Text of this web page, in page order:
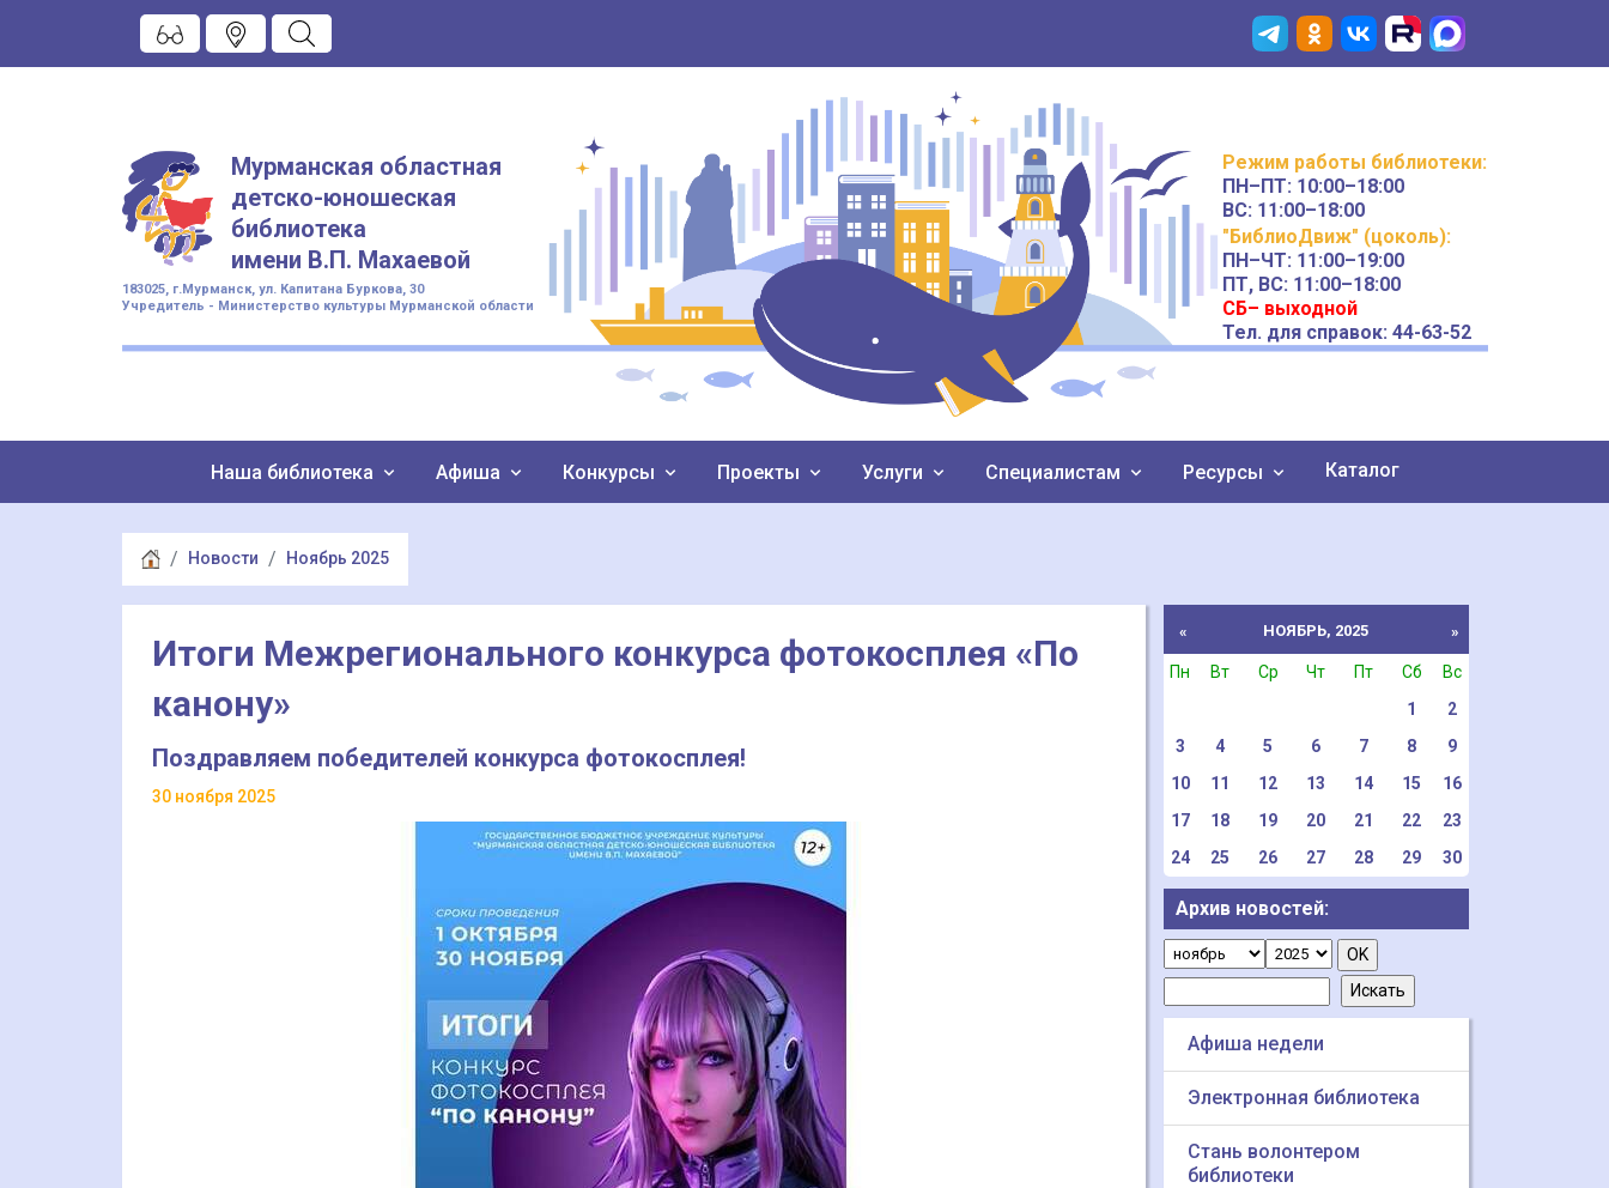
Мурманская областная
детско-юношеская
библиотека
имени В.П. Махаевой
183025, г.Мурманск, ул. Капитана Буркова, 30
Учредитель - Министерство культуры Мурманской области
Режим работы библиотеки:
ПН–ПТ: 10:00–18:00
ВС: 11:00–18:00
"БиблиоДвиж" (цоколь):
ПН–ЧТ: 11:00–19:00
ПТ, ВС: 11:00–18:00
СБ– выходной
Тел. для справок: 44-63-52
Наша библиотека Афиша Конкурсы Проекты Услуги Специалистам Ресурсы Каталог
Новости Ноябрь 2025
Итоги Межрегионального конкурса фотокосплея «По
канону»
Поздравляем победителей конкурса фотокосплея!
30 ноября 2025
« НОЯБРЬ, 2025 »
Пн Вт Ср Чт Пт Сб
Вс
1
2
3
4 5 6 7 8
9
10
11 12 13 14 15
16
17
18 19 20 21 22
23
24
25 26 27 28 29 30
Архив новостей:
Афиша недели
Электронная библиотека
Стань волонтером
библиотеки